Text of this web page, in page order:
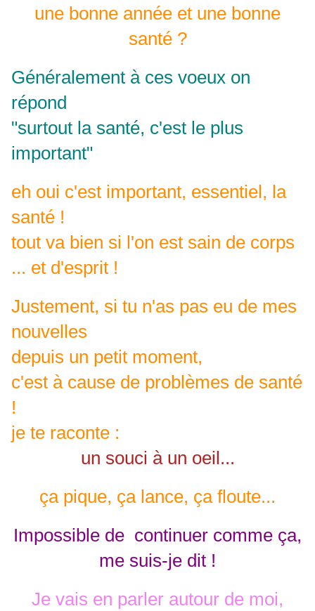
une bonne année et une bonne
santé ?
Généralement à ces voeux on
répond
"surtout la santé, c'est le plus
important"
eh oui c'est important, essentiel, la
santé !
tout va bien si l'on est sain de corps
... et d'esprit !
Justement, si tu n'as pas eu de mes
nouvelles
depuis un petit moment,
c'est à cause de problèmes de santé
!
je te raconte :
un souci à un oeil...
ça pique, ça lance, ça floute...
Impossible de continuer comme ça,
me suis-je dit !
Je vais en parler autour de moi,